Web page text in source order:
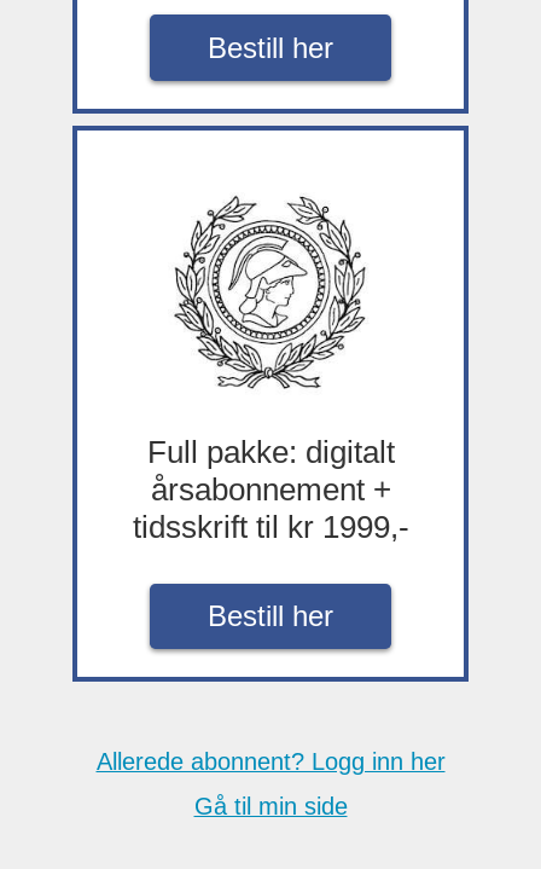
Bestill her
Full pakke: digitalt
årsabonnement +
tidsskrift til kr 1999,-
Bestill her
Allerede abonnent? Logg inn her
Gå til min side